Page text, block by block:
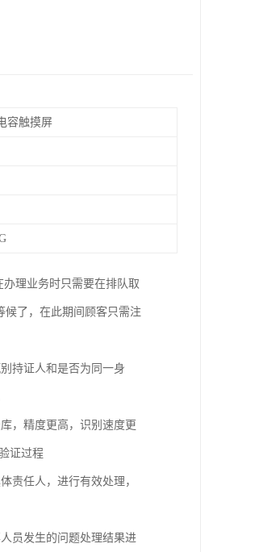
容触摸屏
理业务时只需要在排队取
候了，在此期间顾客只需注
持证人和是否为同一身
，精度更高，识别速度更
证过程
责任人，进行有效处理，
员发生的问题处理结果进